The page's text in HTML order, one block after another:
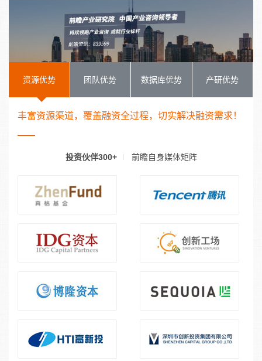
资源优势 团队优势 数据库优势 产研优势
丰富资源渠道，覆盖融资全过程，切实解决融资需求！
投资伙伴300+ 前瞻自身媒体矩阵